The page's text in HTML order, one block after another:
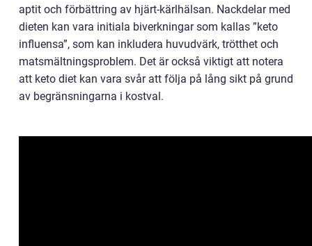
aptit och förbättring av hjärt-kärlhälsan. Nackdelar med
dieten kan vara initiala biverkningar som kallas ”keto
influensa”, som kan inkludera huvudvärk, trötthet och
matsmältningsproblem. Det är också viktigt att notera
att keto diet kan vara svår att följa på lång sikt på grund
av begränsningarna i kostval.